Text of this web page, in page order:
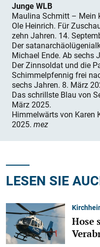
Junge WLB
Maulina Schmitt – Mein
Ole Heinrich. Für
zehn Jahren. 14.
Der
Michael Ende. Ab sechs
Der Zinnsoldat und die
Schimmelpfennig frei
sechs Jahren. 8. März
Das schrillste Blau von
März 2025.
Himmelwärts von Karen
2025. mez
LESEN SIE
Hose